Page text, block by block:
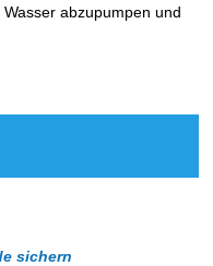
abzupumpen und
sichern